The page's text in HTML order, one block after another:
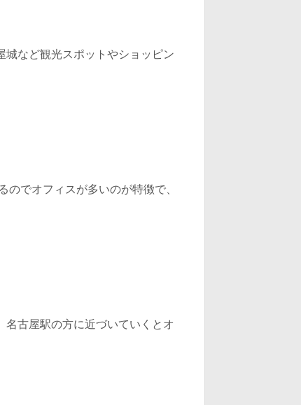
城など観光スポットやショッピン
でオフィスが多いのが特徴で、
古屋駅の方に近づいていくとオ